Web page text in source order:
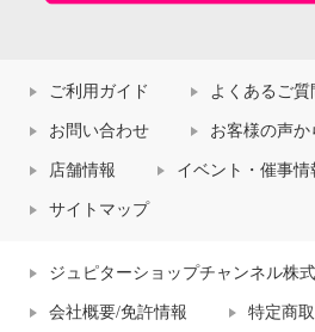
ご利用ガイド よくあるご質
お問い合わせ お客様の声か
店舗情報 イベント・催事情
サイトマップ
ジュピターショップチャンネル株
会社概要/免許情報 特定商